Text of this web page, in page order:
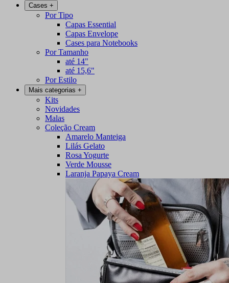
Cases +
Por Tipo
Capas Essential
Capas Envelope
Cases para Notebooks
Por Tamanho
até 14"
até 15,6"
Por Estilo
Mais categorias +
Kits
Novidades
Malas
Coleção Cream
Amarelo Manteiga
Lilás Gelato
Rosa Yogurte
Verde Mousse
Laranja Papaya Cream